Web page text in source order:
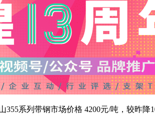
355系列带钢市场价格 4200元/吨，较昨